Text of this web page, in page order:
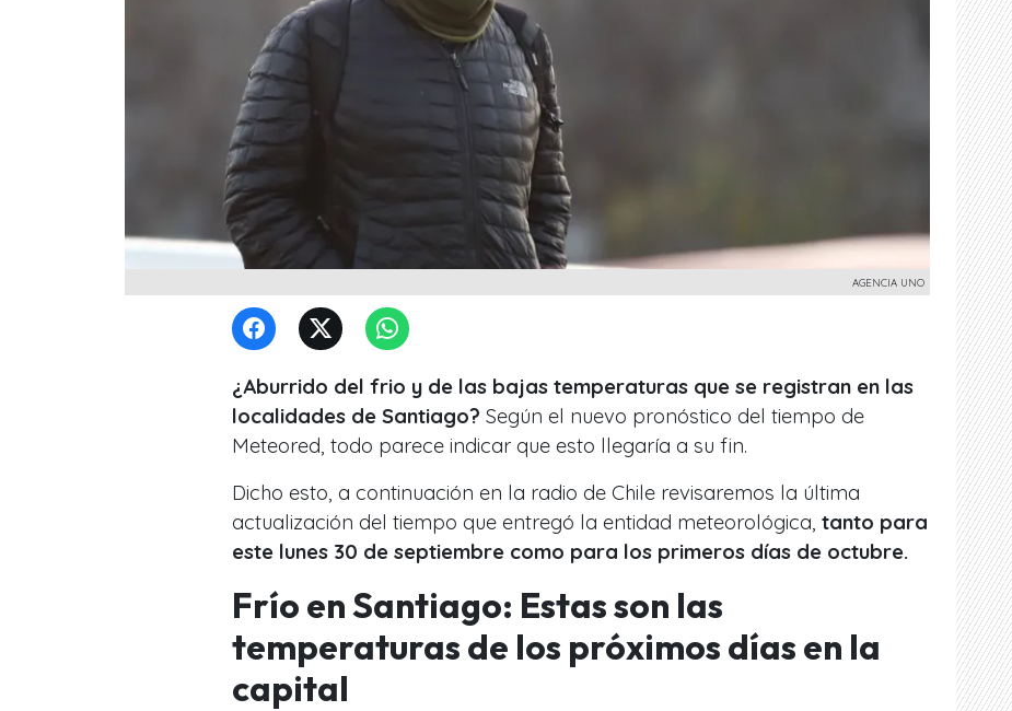
AGENCIA UNO
¿Aburrido del frio y de las bajas temperaturas que se registran en las
localidades de Santiago? Según el nuevo pronóstico del tiempo de
Meteored, todo parece indicar que esto llegaría a su fin.
Dicho esto, a continuación en la radio de Chile revisaremos la última
actualización del tiempo que entregó la entidad meteorológica, tanto para
este lunes 30 de septiembre como para los primeros días de octubre.
Frío en Santiago: Estas son las
temperaturas de los próximos días en la
capital